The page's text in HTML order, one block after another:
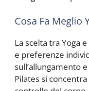
Cosa Fa Meglio
La scelta tra Yoga
e preferenze
sull’allungamento
Pilates si